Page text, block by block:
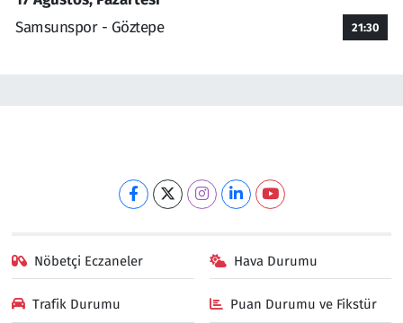
Samsunspor - Göztepe
21:30
Nöbetçi Eczaneler Hava Durumu
Trafik Durumu Puan Durumu ve Fikstür